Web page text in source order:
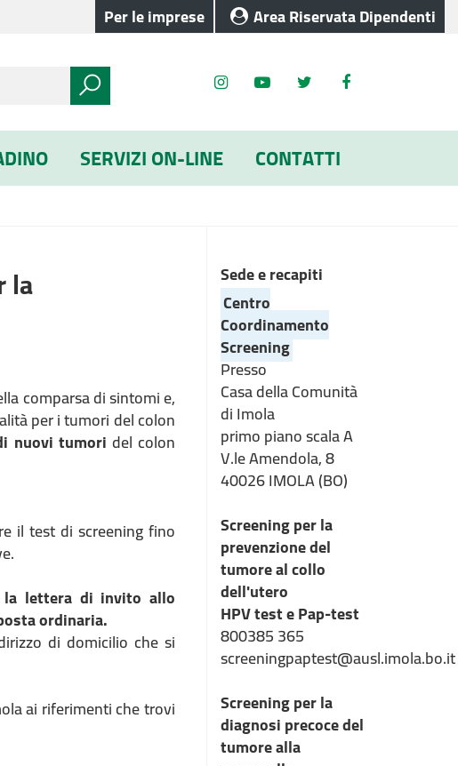
Per le imprese Area Riservata Dipendenti
SERVIZI ON-LINE CONTATTI
la
comparsa di sintomi e,
per i tumori del colon
nuovi tumori del colon
il test di screening fino
lettera di invito allo
ordinaria.
di domicilio che si
ai riferimenti che trovi
Sede e recapiti
Centro
Coordinamento
Screening
Presso
Casa della Comunità
di Imola
primo piano scala A
V.le Amendola, 8
40026 IMOLA (BO)
Screening per la
prevenzione del
tumore al collo
dell'utero
HPV test e Pap-test
800385 365
screeningpaptest@ausl.imola.bo.it
Screening per la
diagnosi precoce del
tumore alla